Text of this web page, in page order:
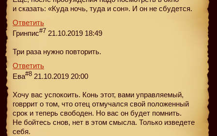
и сказать: «Куда ночь, туда и сон». И он не сбудется.
Ответить
Гринпис#7 21.10.2019 18:49
Три раза нужно повторить.
Ответить
Ева#8 21.10.2019 20:00
Хочу вас успокоить. Конь этот, вами управляемый,
говррит о том, что отец отмучался свой положенный
срок и теперь свободен. Но вас он будет помнить.
Не бойтесь снов, нет в этом смысла. Только изведете
себя.